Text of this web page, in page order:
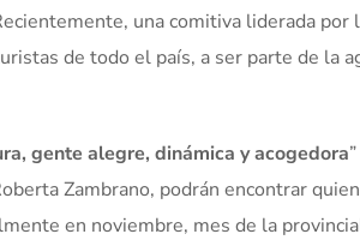
una comitiva liderada por
de todo el país, a ser parte de la
gente alegre, dinámica y acogedora
Zambrano, podrán encontrar
en noviembre, mes de la